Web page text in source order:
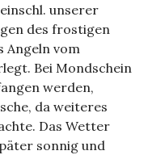
unserer
des frostigen
Angeln vom
Bei Mondschein
werden,
da weiteres
Das Wetter
sonnig und